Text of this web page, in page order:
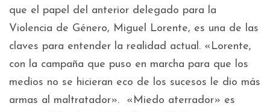
que el papel del anterior delegado para la
Violencia de Género, Miguel Lorente, es una de las
claves para entender la realidad actual. «Lorente,
con la campaña que puso en marcha para que los
medios no se hicieran eco de los sucesos le dio más
armas al maltratador». «Miedo aterrador» es